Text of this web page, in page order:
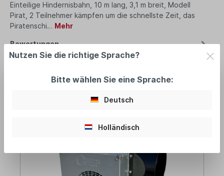
Einteilige Hindernisbahn, 10 m lang, 3,1 m breit, Modell
Pirat, 2 Teilnehmer kämpfen um die schnellste Zeit, das
Piratenschi… Mehr
Bewertungen
empfohlenes Zubehör
Nutzen Sie die richtige Sprache?
Bitte wählen Sie eine Sprache:
Deutsch
Holländisch